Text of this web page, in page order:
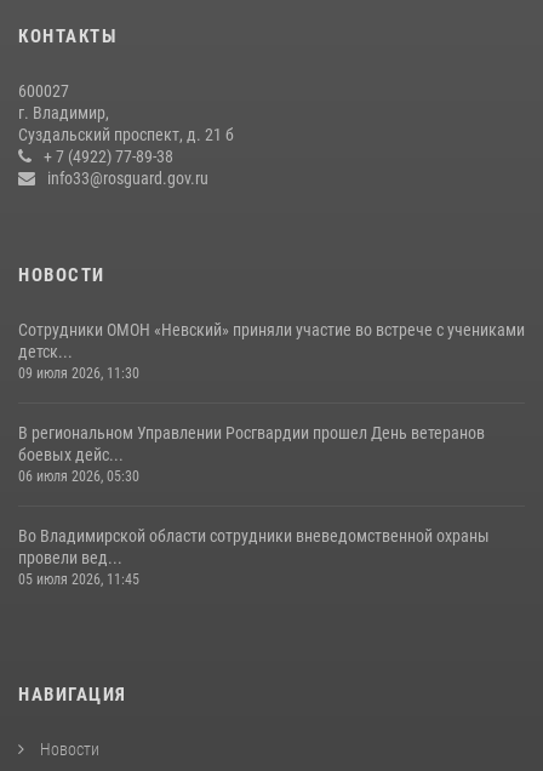
15 июля 2026, 09:05
Владимирские Росгвардейцы обеспечили правопорядок при
проведении «Дня огурца» в Суздале
КОНТАКТЫ
600027
г. Владимир,
Суздальский проспект, д. 21 б
+ 7 (4922) 77-89-38
info33@rosguard.gov.ru
НОВОСТИ
Сотрудники ОМОН «Невский» приняли участие во встрече с учениками
детск...
09 июля 2026, 11:30
В региональном Управлении Росгвардии прошел День ветеранов
боевых дейс...
06 июля 2026, 05:30
Во Владимирской области сотрудники вневедомственной охраны
провели вед...
05 июля 2026, 11:45
НАВИГАЦИЯ
Новости